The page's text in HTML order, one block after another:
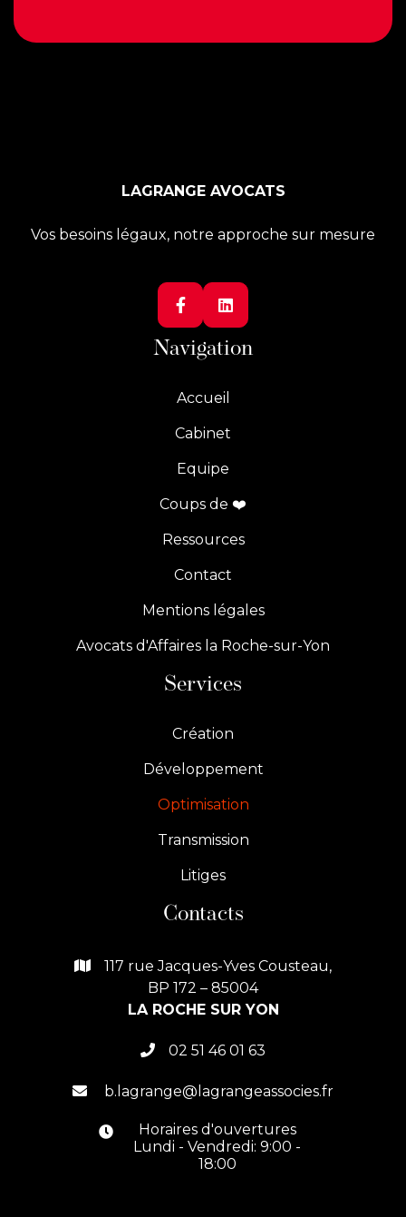
LAGRANGE AVOCATS
Vos besoins légaux, notre approche sur mesure
 
Navigation
Accueil
Cabinet
Equipe
Coups de ❤️
Ressources
Contact
Mentions légales
Avocats d'Affaires la Roche-sur-Yon
Services
Création
Développement
Optimisation
Transmission
Litiges
Contacts

117 rue Jacques-Yves Cousteau,
BP 172 – 85004
LA ROCHE SUR YON
 02 51 46 01 63
 b.lagrange@lagrangeassocies.fr

Horaires d'ouvertures
Lundi - Vendredi: 9:00 -
18:00